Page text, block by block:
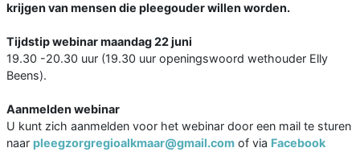
krijgen van mensen die pleegouder willen worden.
Tijdstip webinar maandag 22 juni
19.30 -20.30 uur (19.30 uur openingswoord wethouder Elly
Beens).
Aanmelden webinar
U kunt zich aanmelden voor het webinar door een mail te sturen
naar pleegzorgregioalkmaar@gmail.com of via Facebook